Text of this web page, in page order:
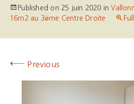
Published on 25 juin 2020 in
16m2 au 3ème Centre Droite
← Previous